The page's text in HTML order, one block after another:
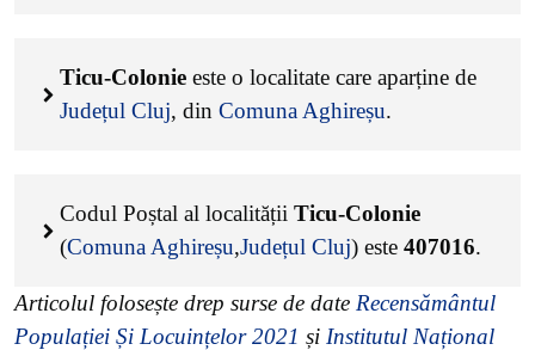
Ticu-Colonie este o localitate care aparține de
Județul Cluj, din Comuna Aghireșu.
Codul Poștal al localității Ticu-Colonie
(Comuna Aghireșu,Județul Cluj) este 407016.
Articolul folosește drep surse de date Recensământul
Populației Și Locuințelor 2021 și Institutul Național